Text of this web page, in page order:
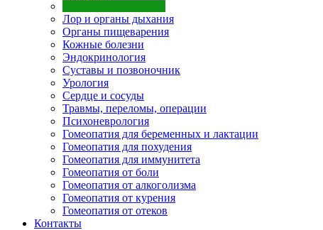
Лор и органы дыхания
Органы пищеварения
Кожные болезни
Эндокринология
Суставы и позвоночник
Урология
Сердце и сосуды
Травмы, переломы, операции
Психоневрология
Гомеопатия для беременных и лактации
Гомеопатия для похудения
Гомеопатия для иммунитета
Гомеопатия от боли
Гомеопатия от алкоголизма
Гомеопатия от курения
Гомеопатия от отеков
Контакты